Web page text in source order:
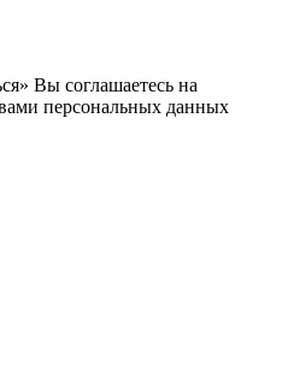
Вы соглашаетесь на
персональных данных